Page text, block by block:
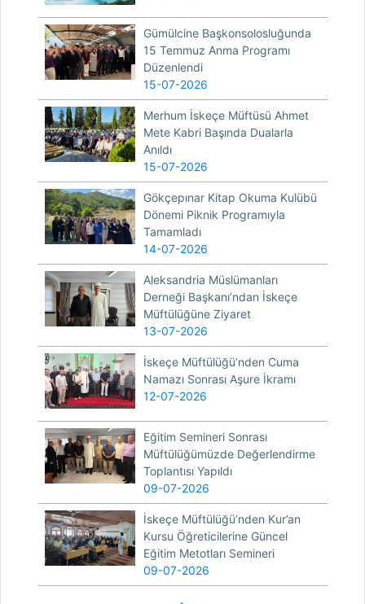
Gümülcine Başkonsolosluğunda
15 Temmuz Anma Programı
Düzenlendi
15-07-2026
Merhum İskeçe Müftüsü Ahmet
Mete Kabri Başında Dualarla
Anıldı
15-07-2026
Gökçepınar Kitap Okuma Kulübü
Dönemi Piknik Programıyla
Tamamladı
14-07-2026
Aleksandria Müslümanları
Derneği Başkanı’ndan İskeçe
Müftülüğüne Ziyaret
13-07-2026
İskeçe Müftülüğü’nden Cuma
Namazı Sonrası Aşure İkramı
12-07-2026
Eğitim Semineri Sonrası
Müftülüğümüzde Değerlendirme
Toplantısı Yapıldı
09-07-2026
İskeçe Müftülüğü’nden Kur’an
Kursu Öğreticilerine Güncel
Eğitim Metotları Semineri
09-07-2026